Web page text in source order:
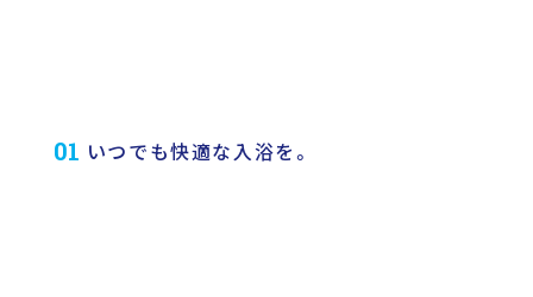
01 いつでも快適な入浴を。